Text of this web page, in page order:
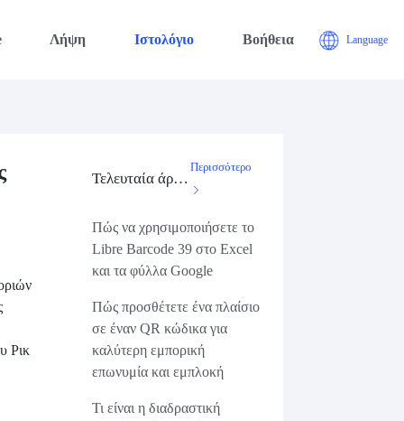
Λήψη Ιστολόγιο Βοήθεια Language
Ρικ
Τελευταία άρθρα
Περισσότερο
Πώς να χρησιμοποιήσετε το
Libre Barcode 39 στο Excel
και τα φύλλα Google
Πώς προσθέτετε ένα πλαίσιο
σε έναν QR κώδικα για
καλύτερη εμπορική
επωνυμία και εμπλοκή
Τι είναι η διαδραστική